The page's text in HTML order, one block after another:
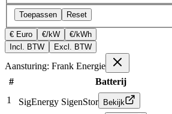
Toepassen Reset
€ Euro €/kW
€/kWh
Incl. BTW
Excl. BTW
Aansturing: Frank Energie
#
Batterij
1
SigEnergy SigenStor Bekijk